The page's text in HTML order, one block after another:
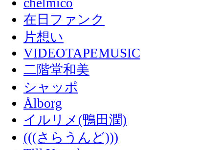
chelmico
在日ファンク
片想い
VIDEOTAPEMUSIC
二階堂和美
シャッポ
Ålborg
イルリメ(鴨田潤)
(((さらうんど)))